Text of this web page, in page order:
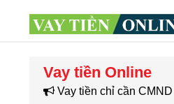
Vay tiền Online
Vay tiền chỉ cần CMND